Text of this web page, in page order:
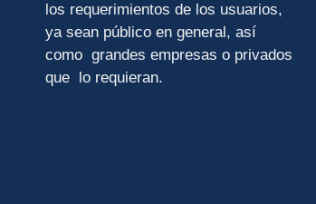
los requerimientos de los usuarios,
ya sean público en general, así
como grandes empresas o privados
que lo requieran.